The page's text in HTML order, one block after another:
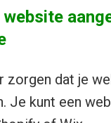
zorgen dat je
Je kunt een